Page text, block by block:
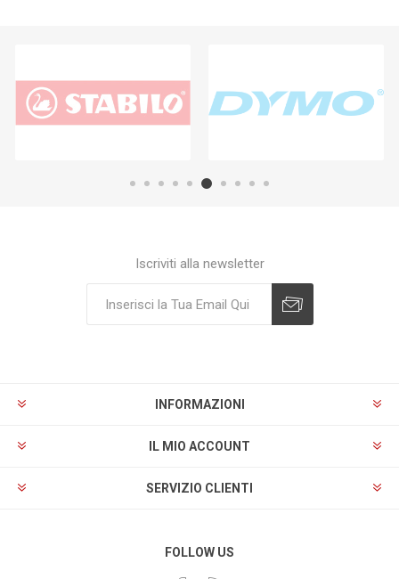
Iscriviti alla newsletter
INFORMAZIONI
IL MIO ACCOUNT
SERVIZIO CLIENTI
FOLLOW US